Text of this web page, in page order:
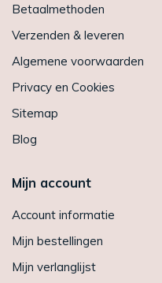
Betaalmethoden
Verzenden & leveren
Algemene voorwaarden
Privacy en Cookies
Sitemap
Blog
Mijn account
Account informatie
Mijn bestellingen
Mijn verlanglijst